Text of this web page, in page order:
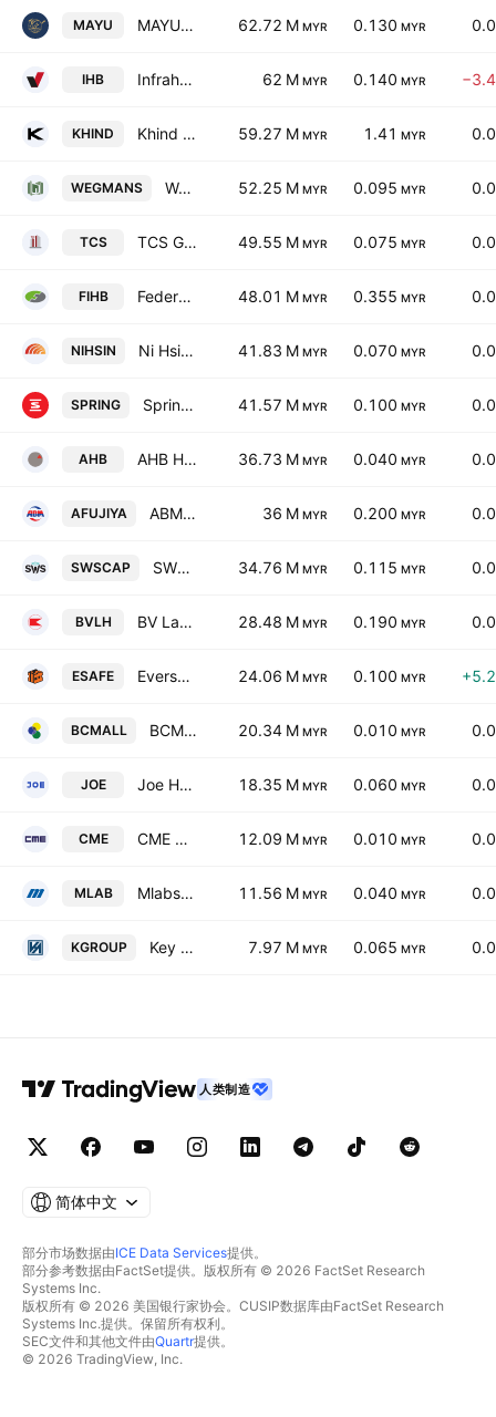
MAYU MAYU GLOBAL GROUP Bhd 62.72 M MYR 0.130 MYR
IHB Infraharta Holdings Bhd. 62 M MYR 0.140 MYR
KHIND Khind Holdings Bhd. 59.27 M MYR 1.41 MYR
WEGMANS Wegmans Holdings Bhd. 52.25 M MYR 0.095 MYR
TCS TCS Group Holdings Bhd 49.55 M MYR 0.075 MYR
FIHB Federal International Holdings Bhd. 48.01 M MYR 0.355 MYR
NIHSIN Ni Hsin Group Bhd 41.83 M MYR 0.070 MYR
SPRING Spring Art Holdings Bhd 41.57 M MYR 0.100 MYR
AHB AHB Holdings Bhd. 36.73 M MYR 0.040 MYR
AFUJIYA ABM Fujiya Bhd. 36 M MYR 0.200 MYR
SWSCAP SWS Capital Bhd. 34.76 M MYR 0.115 MYR
BVLH BV Land Holdings Bhd. 28.48 M MYR 0.190 MYR
ESAFE Eversafe Rubber Bhd. 24.06 M MYR 0.100 MYR
BCMALL BCM Alliance Bhd. 20.34 M MYR 0.010 MYR
JOE Joe Holding Bhd. 18.35 M MYR 0.060 MYR
CME CME Group Bhd. 12.09 M MYR 0.010 MYR
MLAB Mlabs Systems Bhd. 11.56 M MYR 0.040 MYR
KGROUP Key Alliance Group Berhad 7.97 M MYR 0.065 MYR
人类制造
简体中文
部分市场数据由ICE Data Services提供。
部分参考数据由FactSet提供。版权所有 © 2026 FactSet Research
Systems Inc.
版权所有 © 2026 美国银行家协会。CUSIP数据库由FactSet Research
Systems Inc.提供。保留所有权利。
SEC文件和其他文件由Quartr提供。
© 2026 TradingView, Inc.